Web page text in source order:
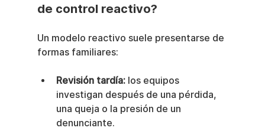
de control reactivo?
Un modelo reactivo suele presentarse de
formas familiares:
Revisión tardía: los equipos
investigan después de una pérdida,
una queja o la presión de un
denunciante.